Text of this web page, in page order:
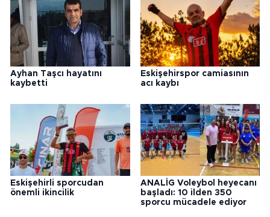
Ayhan Taşcı hayatını
kaybetti
Eskişehirspor camiasının
acı kaybı
Eskişehirli sporcudan
önemli ikincilik
ANALİG Voleybol heyecanı
başladı: 10 ilden 350
sporcu mücadele ediyor